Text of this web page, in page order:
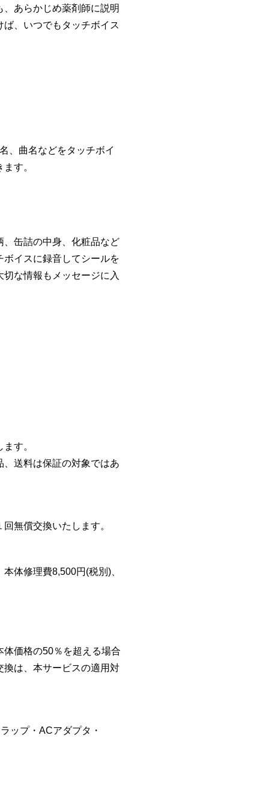
あらかじめ薬剤師に説明
、いつでもタッチボイス
、曲名などをタッチボイ
す。
、缶詰の中身、化粧品など
イスに録音してシールを
な情報もメッセージに入
す。
送料は保証の対象ではあ
無償交換いたします。
体修理費8,500円(税別)、
価格の50％を超える場合
は、本サービスの適用対
ップ・ACアダプタ・